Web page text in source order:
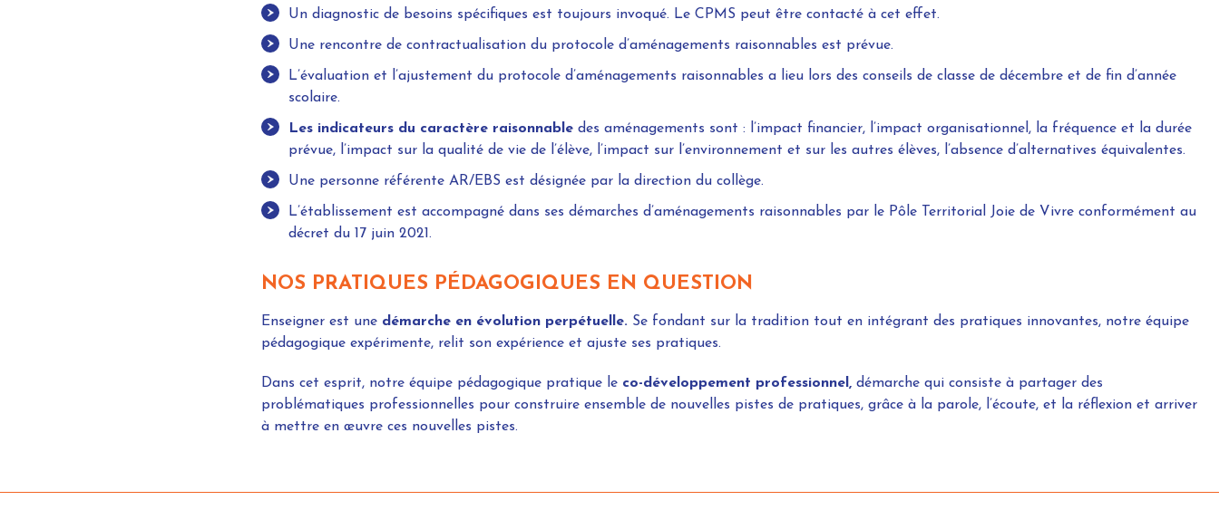
Un diagnostic de besoins spécifiques est toujours invoqué. Le CPMS peut être contacté à cet effet.
Une rencontre de contractualisation du protocole d’aménagements raisonnables est prévue.
L’évaluation et l’ajustement du protocole d’aménagements raisonnables a lieu lors des conseils de classe de décembre et de fin d’année
scolaire.
Les indicateurs du caractère raisonnabledes aménagements sont : l’impact financier, l’impact organisationnel, la fréquence et la durée
prévue, l’impact sur la qualité de vie de l’élève, l’impact sur l’environnement et sur les autres élèves, l’absence d’alternatives équivalentes.
Une personne référente AR/EBS est désignée par la direction du collège.
L’établissement est accompagné dans ses démarches d’aménagements raisonnables par le Pôle Territorial Joie de Vivre conformément au
décret du 17 juin 2021.
NOS PRATIQUES PÉDAGOGIQUES EN QUESTION
Enseigner est une démarche en évolution perpétuelle.Se fondant sur la tradition tout en intégrant des pratiques innovantes, notre équipe
pédagogique expérimente, relit son expérience et ajuste ses pratiques.
Dans cet esprit, notre équipe pédagogique pratique le co-développement professionnel,démarche qui consiste à partager des
problématiques professionnelles pour construire ensemble de nouvelles pistes de pratiques, grâce à la parole, l’écoute, et la réflexion et arriver
à mettre en œuvre ces nouvelles pistes.